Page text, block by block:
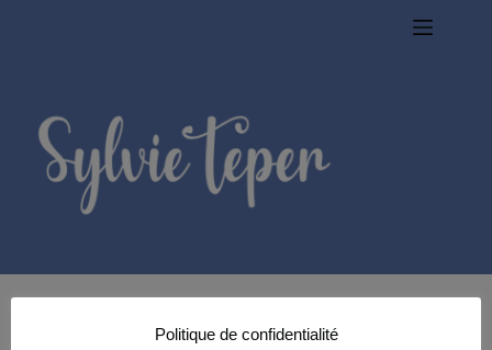
Politique de confidentialité